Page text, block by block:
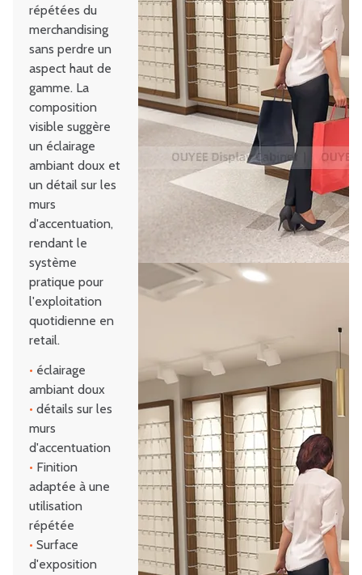
répétées du
merchandising
sans perdre un
aspect haut de
gamme. La
composition
visible suggère
un éclairage
ambiant doux et
un détail sur les
murs
d'accentuation,
rendant le
système
pratique pour
l'exploitation
quotidienne en
retail.
• éclairage
ambiant doux
• détails sur les
murs
d'accentuation
• Finition
adaptée à une
utilisation
répétée
• Surface
d'exposition